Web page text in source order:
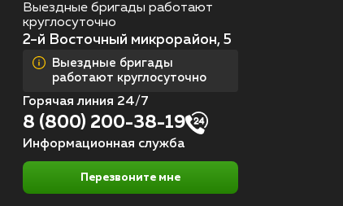
Выездные бригады работают
круглосуточно
2-й Восточный микрорайон, 5
Выездные бригады
работают круглосуточно
Горячая линия 24/7
8 (800) 200-38-19
Информационная служба
Перезвоните мне